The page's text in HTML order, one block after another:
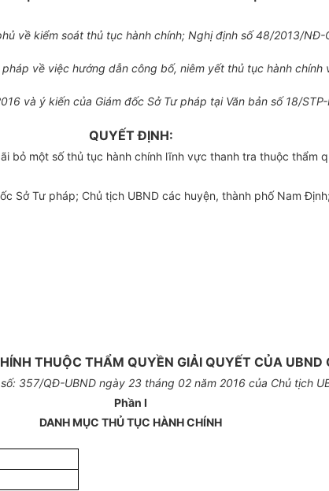
về kiểm soát thủ tục hành chính; Nghị định số 48/2013/NĐ-
về việc hướng dẫn công bố, niêm yết thủ tục hành chính
và ý kiến của Giám đốc Sở Tư pháp tại Văn bản số 18/
QUYẾT ĐỊNH:
bỏ một số thủ tục hành chính lĩnh vực thanh tra thuộc thẩm
Sở Tư pháp; Chủ tịch UBND các huyện, thành phố Nam
THUỘC THẨM QUYỀN GIẢI QUYẾT CỦA UBND
: 357/QĐ-UBND ngày 23 tháng 02 năm 2016 của Chủ tịch
Phần I
DANH MỤC THỦ TỤC HÀNH CHÍNH